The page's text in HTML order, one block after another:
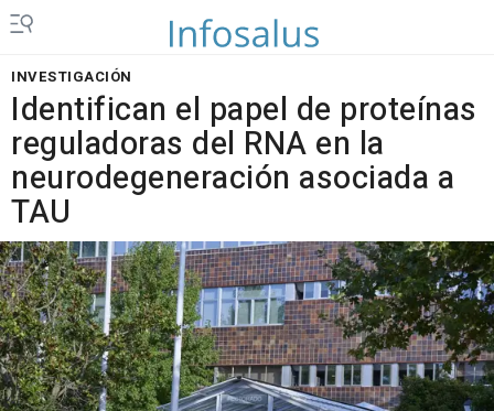
INVESTIGACIÓN
Identifican el papel de proteínas
reguladoras del RNA en la
neurodegeneración asociada a
TAU